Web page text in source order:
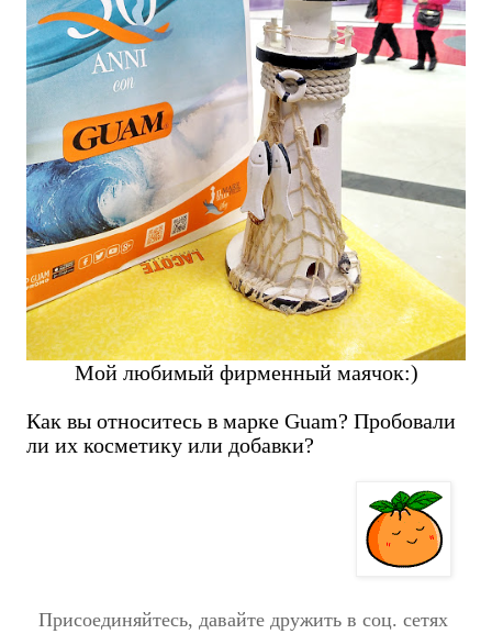
Мой любимый фирменный маячок:)
Как вы относитесь в марке Guam? Пробовали
ли их косметику или добавки?
Присоединяйтесь, давайте дружить в соц. сетях